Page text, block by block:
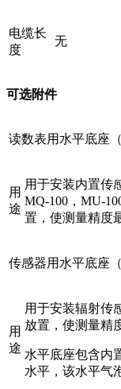
电缆长
度
无
可选附件
读数表用水平底座（
用
途
用于安装内置传
MQ-100，MU-
置，使测量精度
传感器用水平底座（
用
途
用于安装辐射传
放置，使测量精
水平底座包含内
水平，该水平气